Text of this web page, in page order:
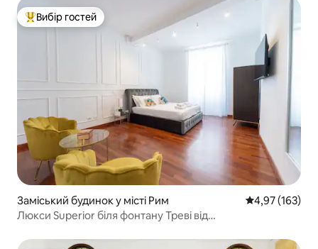
Топ вибір гостей
Вибір гостей
Заміський будинок у місті Рим Середня
4,97 (163)
Люкси Superior біля фонтану Треві від